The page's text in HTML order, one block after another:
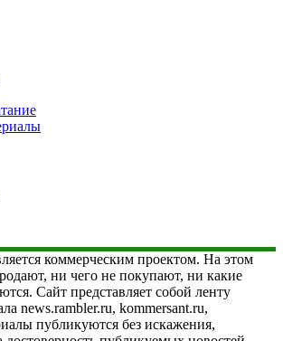
коммерческим проектом. На этом
ни чего не покупают, ни какие
Сайт представляет собой ленту
news.rambler.ru, kommersant.ru,
публикуются без искажения,